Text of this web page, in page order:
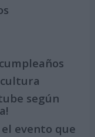
según
evento que